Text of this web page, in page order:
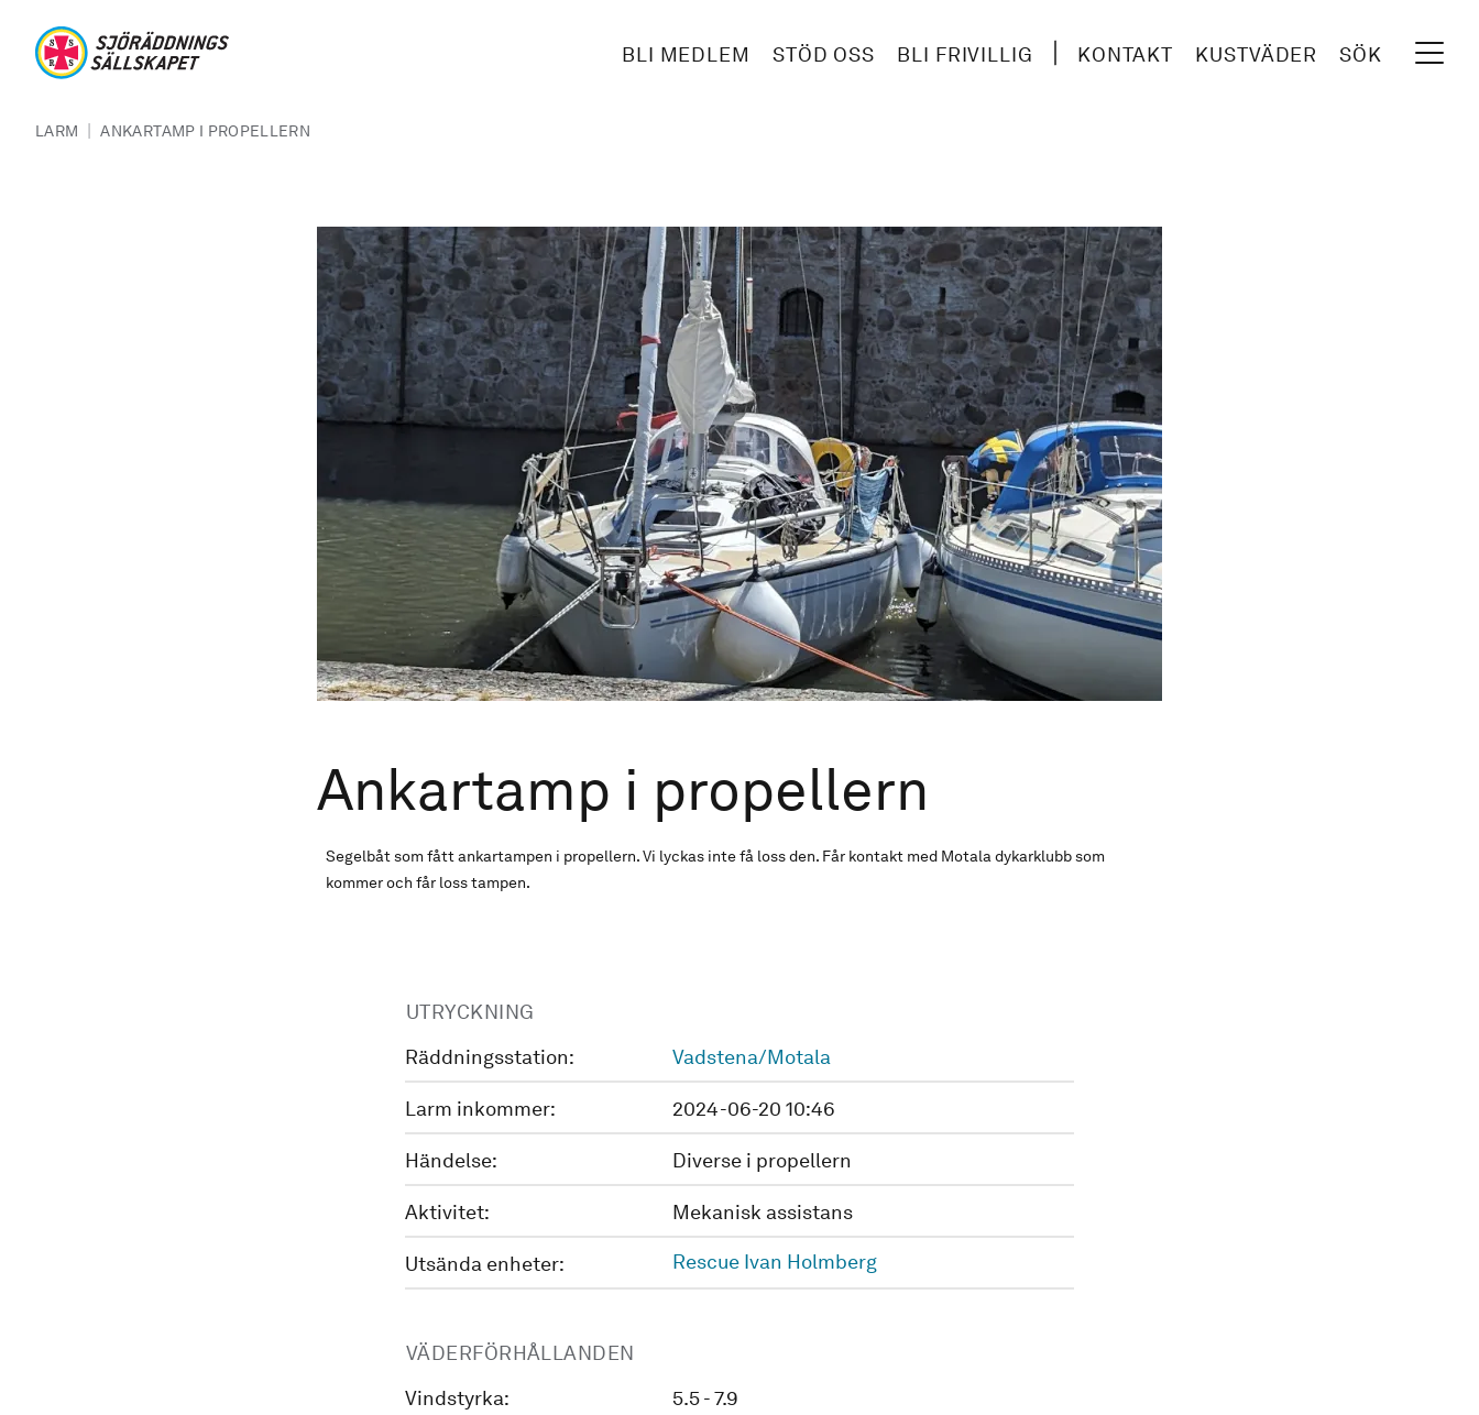
BLI MEDLEM STÖD OSS BLI FRIVILLIG KONTAKT KUSTVÄDER SÖK
LARM | ANKARTAMP I PROPELLERN
Ankartamp i propellern
Segelbåt som fått ankartampen i propellern. Vi lyckas inte få loss den. Får kontakt med Motala dykarklubb som
kommer och får loss tampen.
UTRYCKNING
Räddningsstation:
Vadstena/Motala
Larm inkommer: 2024-06-20 10:46
Händelse: Diverse i propellern
Aktivitet: Mekanisk assistans
Utsända enheter: Rescue Ivan Holmberg
VÄDERFÖRHÅLLANDEN
Vindstyrka:
5.5 - 7.9